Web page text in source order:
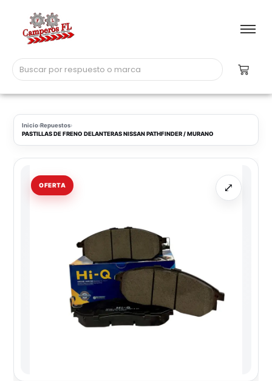
Inicio›Repuestos›
PASTILLAS DE FRENO DELANTERAS NISSAN PATHFINDER / MURANO
OFERTA ⤢